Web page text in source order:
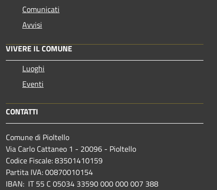
Comunicati
Avvisi
VIVERE IL COMUNE
Luoghi
Eventi
CONTATTI
Comune di Pioltello
Via Carlo Cattaneo 1 - 20096 - Pioltello
Codice Fiscale: 83501410159
Partita IVA: 00870010154
IBAN: IT 55 C 05034 33590 000 000 007 388